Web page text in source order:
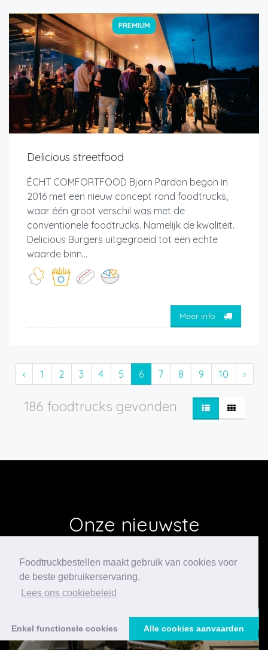
Foodtruckbestellen maakt gebruik van cookies voor
de beste gebruikerservaring.
Lees ons cookiebeleid
Enkel functionele cookies Alle cookies aanvaarden
PREMIUM
Delicious streetfood
ÉCHT COMFORTFOOD Bjorn Pardon begon in
2016 met een nieuw concept rond foodtrucks,
waar één groot verschil was met de
conventionele foodtrucks. Namelijk de kwaliteit.
Delicious Burgers uitgegroeid tot een echte
waarde binn...
Meer info
‹ 1 2 3 4 5 6 7 8 9 10 ›
186 foodtrucks gevonden
Onze nieuwste
24/07/2026